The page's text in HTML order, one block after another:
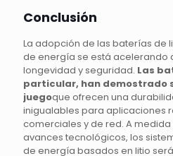
Conclusión
La adopción de las baterías de
de energía se está acelerando
longevidad y seguridad. Las
particular, han demostrado
juegoque ofrecen una
inigualables para aplicaciones
comerciales y de red. A
avances tecnológicos, los
de energía basados en litio